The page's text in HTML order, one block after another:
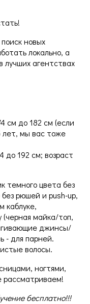
новых
локально, а
лучших агентствах
см до 182 см (если
лет, мы вас тоже
до 192 см; возраст
темного цвета без
рюшей и push-up,
каблуке,
майка/топ,
джинсы/
- для парней.
волосы.
ногтями,
рассматриваем!
бесплатно!!!